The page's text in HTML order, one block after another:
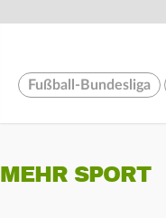
Fußball-Bundesliga
MEHR SPORT